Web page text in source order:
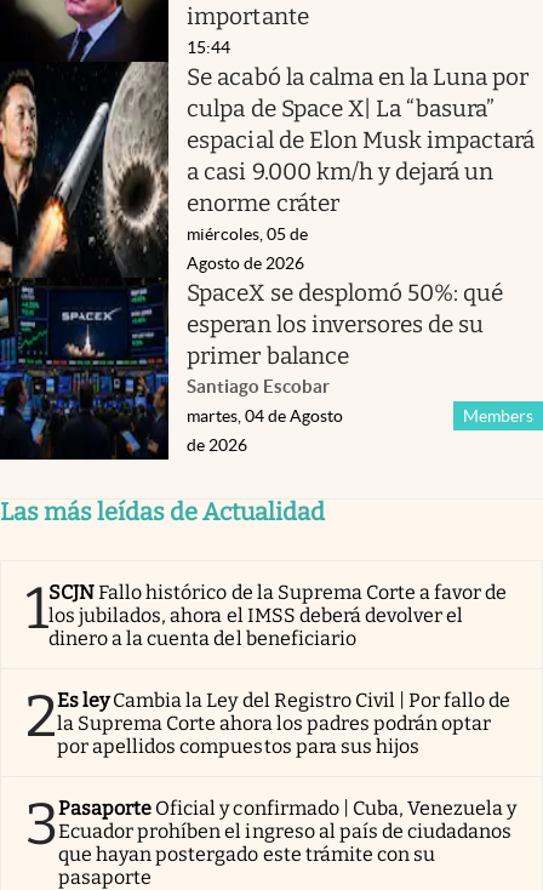
importante
15:44
Se acabó la calma en la Luna por
culpa de Space X| La “basura”
espacial de Elon Musk impactará
a casi 9.000 km/h y dejará un
enorme cráter
miércoles, 05 de
Agosto de 2026
SpaceX se desplomó 50%: qué
esperan los inversores de su
primer balance
Santiago Escobar
Members
martes, 04 de Agosto
de 2026
Las más leídas de Actualidad
1SCJNFallo histórico de la Suprema Corte a favor de
los jubilados, ahora el IMSS deberá devolver el
dinero a la cuenta del beneficiario
2Es ley Cambia la Ley del Registro Civil | Por fallo de
la Suprema Corte ahora los padres podrán optar
por apellidos compuestos para sus hijos
3Pasaporte Oficial y confirmado | Cuba, Venezuela y
Ecuador prohíben el ingreso al país de ciudadanos
que hayan postergado este trámite con su
pasaporte